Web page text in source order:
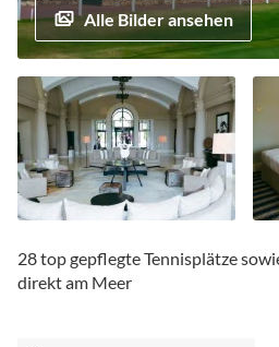
Alle Bilder ansehen
Anfang
der
28 top gepflegte Tennisplätze
direkt am Meer